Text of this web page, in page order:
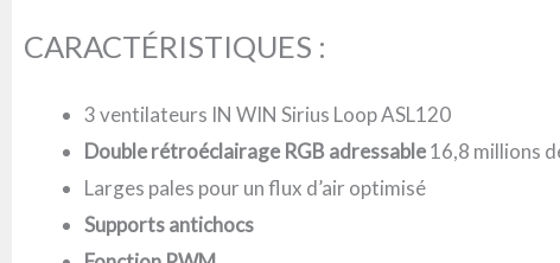
CARACTÉRISTIQUES :
3 ventilateurs IN WIN Sirius Loop ASL120
Double rétroéclairage RGB adressable16,8 millions
Larges pales pour un flux d’air optimisé
Supports antichocs